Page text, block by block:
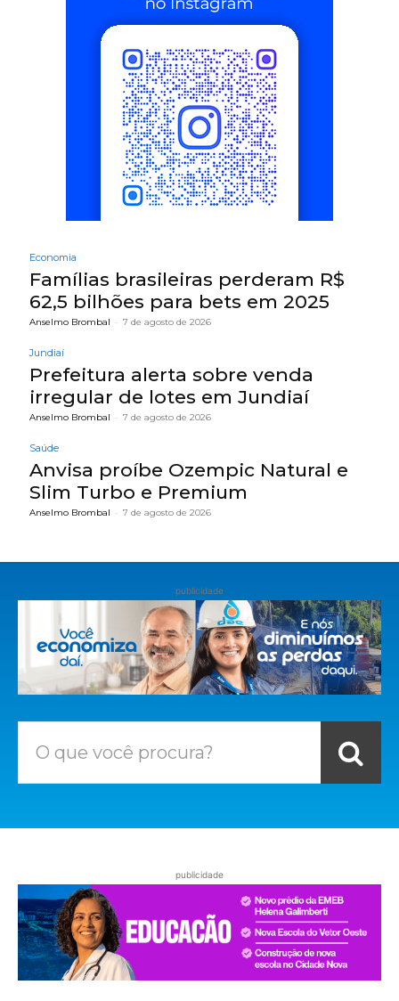
Economia
Famílias brasileiras perderam R$
62,5 bilhões para bets em 2025
Anselmo Brombal - 7 de agosto de 2026
Jundiaí
Prefeitura alerta sobre venda
irregular de lotes em Jundiaí
Anselmo Brombal - 7 de agosto de 2026
Saúde
Anvisa proíbe Ozempic Natural e
Slim Turbo e Premium
Anselmo Brombal - 7 de agosto de 2026
publicidade
O que você procura?
publicidade